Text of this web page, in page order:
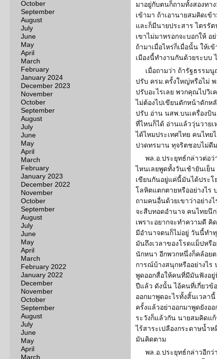
October
September
August
July
June
May
April
March
February
January 2024
December 2023
November
October
September
August
July
June
May
April
March
February
January 2023
December 2022
November
October
September
August
July
June
May
April
March
February 2022
January 2022
December
November
October
September
August
July
June
May
April
March
มาอยู่กับตนก็ถามทั้งสองทา
เข้ามา ถ้าเอานายสมคิดเข้
และก็มีนายประสาร ไตรรั
เขาไม่มาหรอกจะบอกให้ อ
ถ้ามาเมื่อไหร่ก็เมื่อนั้น ให้เ
เมืองนี้ทำงานกันด้วยระบบ
เมื่อถามว่า ถ้ารัฐธรรม
ปรับ ครม.ครั้งใหญ่หรือไม่
ปรับอะไรเลย พวกคุณไปวิเ
ไม่ต้องไปเขียนดักหน้าดักห
ปรับ อ่าน นสพ.บนเครื่องบิน
ที่ไหนก็ได้ อ่านแล้ววุ่นวายเ
ได้ไหมประเทศไทย คนไทย
ปวดทรมาน ทุจริตชอบไม่ดีม
พล.อ.ประยุทธ์กล่าวต่อว่
ไหนเลยพูดทั้งวันเช้ายันเย็
เขียนกันอยู่แค่นี้มันได้ประ
โลหิตแตกตายหรืออย่างไร
ถามคนอื่นด้วยเขาว่าอย่าง
จะสืบทอดอำนาจ คนไทยนึ
เพราะอยากจะทำความดี คิ
มีอำนาจตนก็ไม่อยู่ วันนี้ทำทุ
มันถึงเวลาของโรดแม็ปหรื
นักหนา อีกพวกหนึ่งก็คล้อยต
การณ์บ้างสนุกหรืออย่างไ
พูดออกสื่อให้คนที่มีมันฟังอยู่
ปีแล้ว ดังนั้น ไอ้คนที่เกี่ยวข้
ออกมาพูดอะไรทั้งสิ้นเวลา
ครั้งแล้วอย่าออกมาพูดยังอ
ระวังก็แล้วกัน นายสมคิดแ
ไร้สาระเปลืองกระดาษน้ำ
มันคิดตาม
พล.อ.ประยุทธ์กล่าวอีกว่